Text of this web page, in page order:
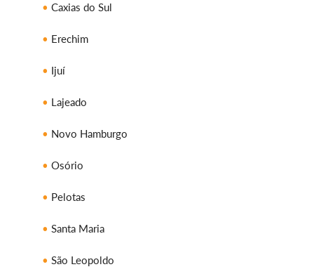
Caxias do Sul
Erechim
Ijuí
Lajeado
Novo Hamburgo
Osório
Pelotas
Santa Maria
São Leopoldo